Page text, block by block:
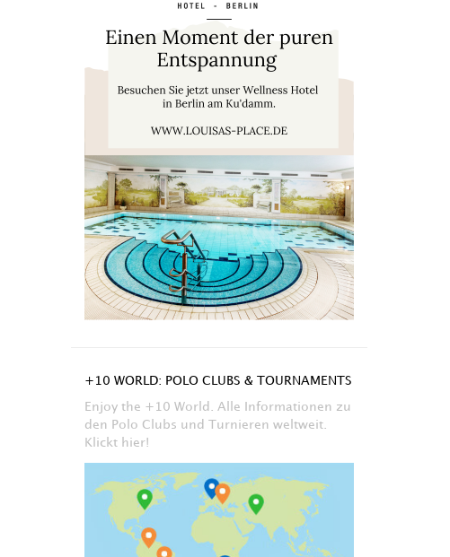
+10 WORLD: POLO CLUBS & TOURNAMENTS
Enjoy the +10 World. Alle Informationen zu
den Polo Clubs und Turnieren weltweit.
Klickt hier!